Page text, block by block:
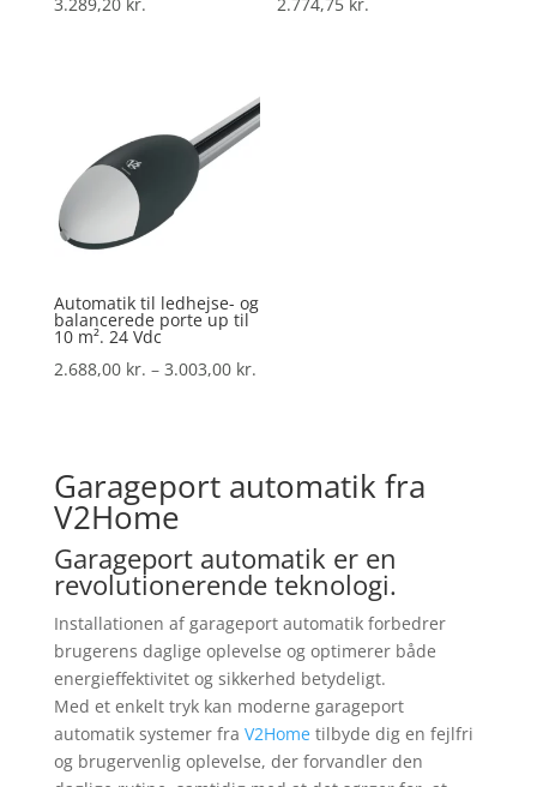
Automatik til ledhejse- og
balancerede porte up til
10 m². 24 Vdc
2.688,00 kr. – 3.003,00 kr.Prisinterval:
Garageport automatik fra
V2Home
Garageport automatik er en
revolutionerende teknologi.
Installationen af garageport automatik forbedrer
brugerens daglige oplevelse og optimerer både
energieffektivitet og sikkerhed betydeligt.
Med et enkelt tryk kan moderne garageport
automatik systemer fra V2Hometilbyde dig en fejlfri
og brugervenlig oplevelse, der forvandler den